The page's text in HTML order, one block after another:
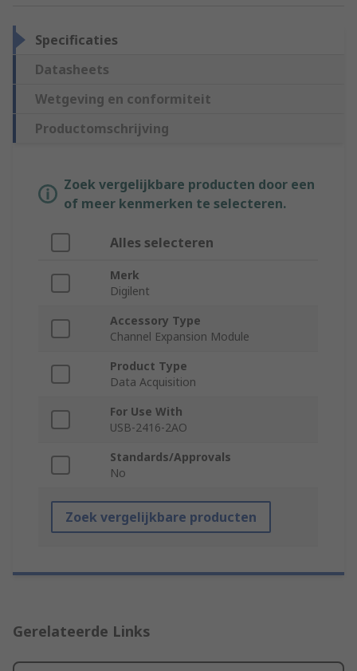
Specificaties
Datasheets
Wetgeving en conformiteit
Productomschrijving
Zoek vergelijkbare producten door een
of meer kenmerken te selecteren.
Alles selecteren
Merk
Digilent
Accessory Type
Channel Expansion Module
Product Type
Data Acquisition
For Use With
USB-2416-2AO
Standards/Approvals
No
Zoek vergelijkbare producten
Gerelateerde Links